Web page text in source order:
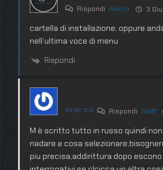
Rispondi marco 3
cartella di installazione, oppure
nell’ultima voce di menu
Rispondi
marco Rispondi Staff
M è scritto tutto in russo quindi
nadare e cosa
piu precisa,addirittura dopo